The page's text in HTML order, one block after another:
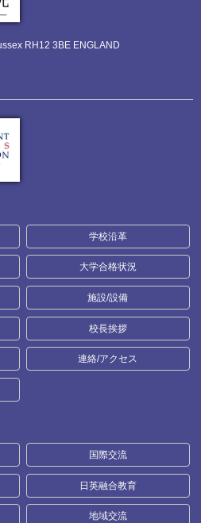
RH12 3BE ENGLAND
学校沿革
大学合格状況
施設/設備
校長挨拶
連絡/アクセス
国際交流
日英融合教育
地域交流